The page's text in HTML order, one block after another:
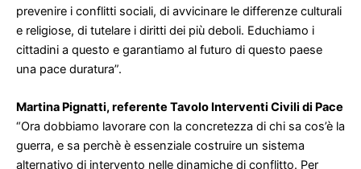
prevenire i conflitti sociali, di avvicinare le differenze culturali
e religiose, di tutelare i diritti dei più deboli. Educhiamo i
cittadini a questo e garantiamo al futuro di questo paese
una pace duratura”.
Martina Pignatti, referente Tavolo Interventi Civili di Pace
“Ora dobbiamo lavorare con la concretezza di chi sa cos’è la
guerra, e sa perchè è essenziale costruire un sistema
alternativo di intervento nelle dinamiche di conflitto. Per